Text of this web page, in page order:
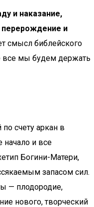
и наказание,
перерождение и
смысл библейского
все мы будем держать
счету аркан в
начало и все
Богини-Матери,
запасом сил.
— плодородие,
нового, творческий